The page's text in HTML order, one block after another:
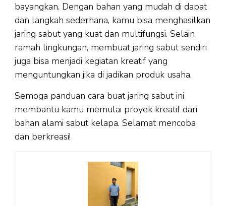
bayangkan. Dengan bahan yang mudah di dapat
dan langkah sederhana, kamu bisa menghasilkan
jaring sabut yang kuat dan multifungsi. Selain
ramah lingkungan, membuat jaring sabut sendiri
juga bisa menjadi kegiatan kreatif yang
menguntungkan jika di jadikan produk usaha.
Semoga panduan cara buat jaring sabut ini
membantu kamu memulai proyek kreatif dari
bahan alami sabut kelapa. Selamat mencoba
dan berkreasi!